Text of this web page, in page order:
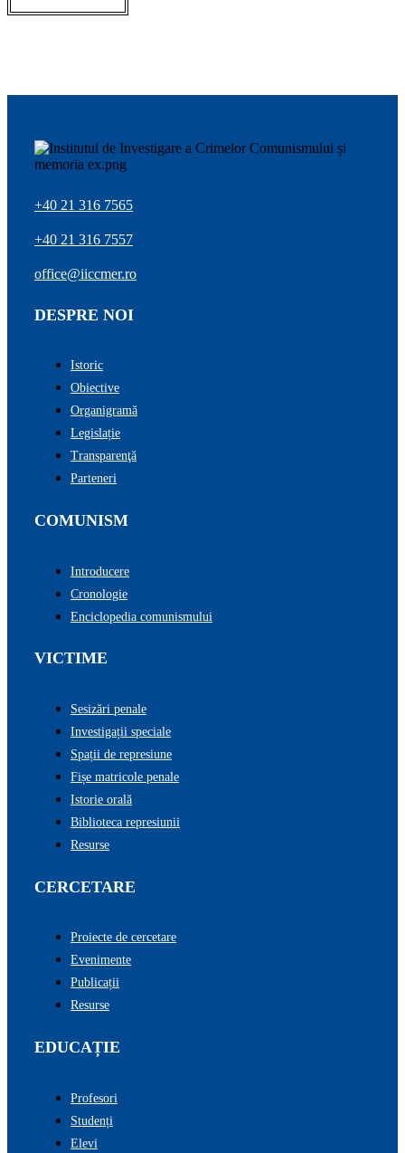
+40 21 316 7565
+40 21 316 7557
office@iiccmer.ro
DESPRE NOI
Istoric
Obiective
Organigramă
Legislație
Transparenţă
Parteneri
COMUNISM
Introducere
Cronologie
Enciclopedia comunismului
VICTIME
Sesizări penale
Investigații speciale
Spații de represiune
Fișe matricole penale
Istorie orală
Biblioteca represiunii
Resurse
CERCETARE
Proiecte de cercetare
Evenimente
Publicații
Resurse
EDUCAȚIE
Profesori
Studenți
Elevi